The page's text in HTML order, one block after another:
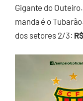
Gigante do
manda é o
dos setores 2/3: